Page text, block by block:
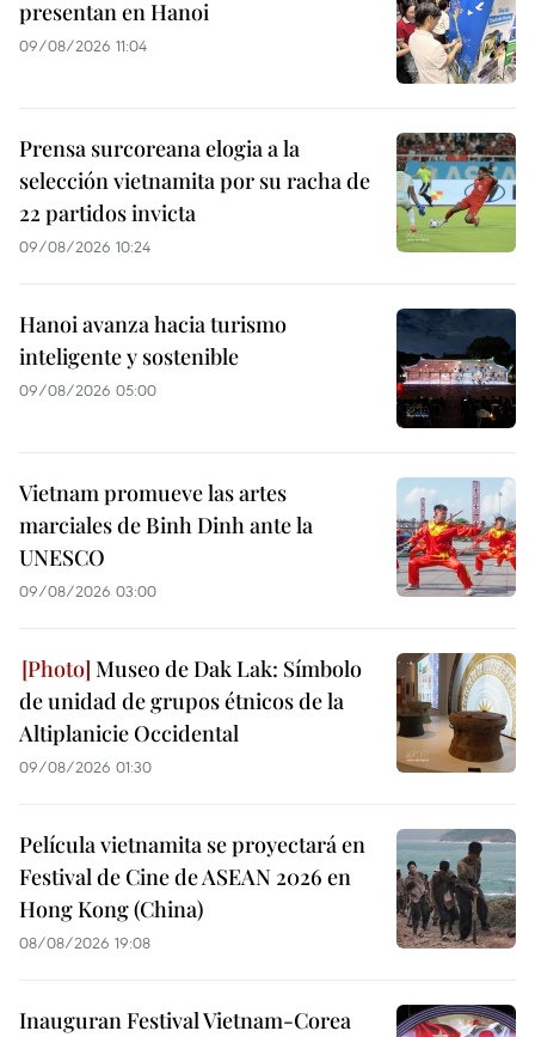
presentan en Hanoi
09/08/2026 11:04
Prensa surcoreana elogia a la
selección vietnamita por su racha de
22 partidos invicta
09/08/2026 10:24
Hanoi avanza hacia turismo
inteligente y sostenible
09/08/2026 05:00
Vietnam promueve las artes
marciales de Binh Dinh ante la
UNESCO
09/08/2026 03:00
Museo de Dak Lak: Símbolo
de unidad de grupos étnicos de la
Altiplanicie Occidental
09/08/2026 01:30
Película vietnamita se proyectará en
Festival de Cine de ASEAN 2026 en
Hong Kong (China)
08/08/2026 19:08
Inauguran Festival Vietnam-Corea